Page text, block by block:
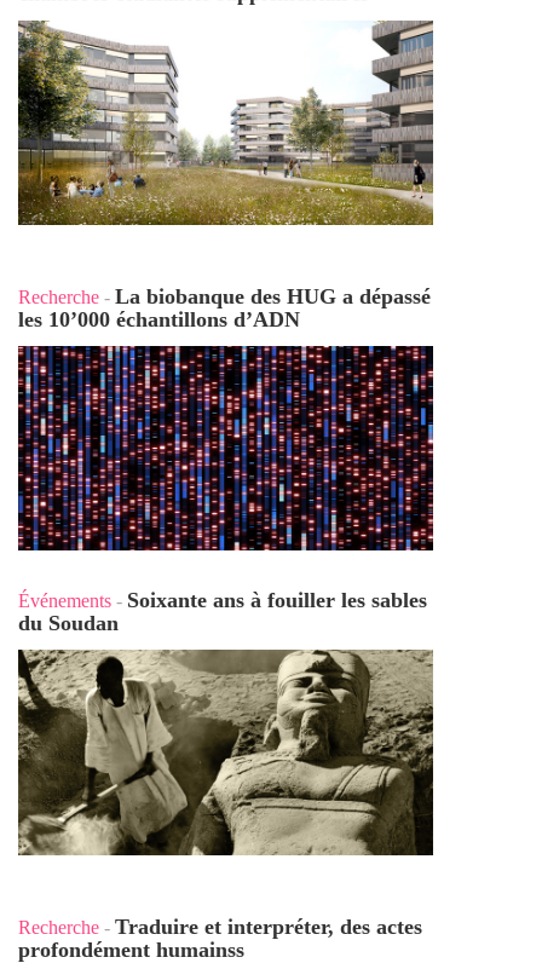
Recherche - La biobanque des HUG a dépassé
les 10’000 échantillons d’ADN
Événements - Soixante ans à fouiller les sables
du Soudan
Recherche - Traduire et interpréter, des actes
profondément humainss